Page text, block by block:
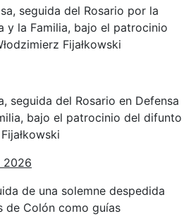
seguida del Rosario por la
y la Familia, bajo el patrocinio
Fijałkowski
seguida del Rosario en Defensa
bajo el patrocinio del difunto
2026
de una solemne despedida
de Colón como guías